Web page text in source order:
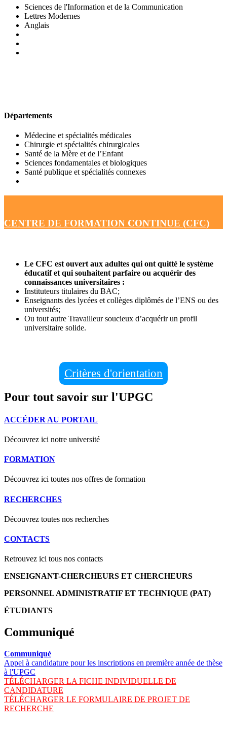
Sciences de l'Information et de la Communication
Lettres Modernes
Anglais
Départements
Médecine et spécialités médicales
Chirurgie et spécialités chirurgicales
Santé de la Mère et de l’Enfant
Sciences fondamentales et biologiques
Santé publique et spécialités connexes
CENTRE DE FORMATION CONTINUE (CFC)
Le CFC est ouvert aux adultes qui ont quitté le système
éducatif et qui souhaitent parfaire ou acquérir des
connaissances universitaires :
Instituteurs titulaires du BAC;
Enseignants des lycées et collèges diplômés de l’ENS ou des
universités;
Ou tout autre Travailleur soucieux d’acquérir un profil
universitaire solide.
Critères d'orientation
Pour tout savoir sur l'UPGC
ACCÉDER AU PORTAIL
Découvrez ici notre université
FORMATION
Découvrez ici toutes nos offres de formation
RECHERCHES
Découvrez toutes nos recherches
CONTACTS
Retrouvez ici tous nos contacts
ENSEIGNANT-CHERCHEURS ET CHERCHEURS
PERSONNEL ADMINISTRATIF ET TECHNIQUE (PAT)
ÉTUDIANTS
Communiqué
Communiqué
Appel à candidature pour les inscriptions en première année de thèse
à l'UPGC
TÉLÉCHARGER LA FICHE INDIVIDUELLE DE
CANDIDATURE
TÉLÉCHARGER LE FORMULAIRE DE PROJET DE
RECHERCHE